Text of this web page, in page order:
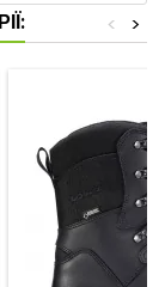
>
<